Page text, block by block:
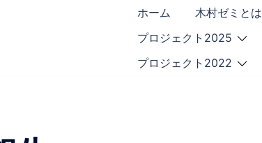
ホーム 木村ゼミとは
プロジェクト2025
プロジェクト2022